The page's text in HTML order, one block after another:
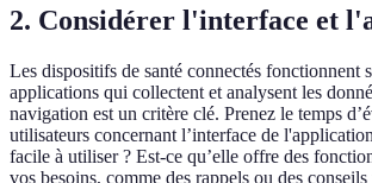
2. Considérer l'interface et
Les dispositifs de santé connectés fonctionnent
applications qui collectent et analysent les
navigation est un critère clé. Prenez le temps
utilisateurs concernant l’interface de
facile à utiliser ? Est-ce qu’elle offre des
vos besoins, comme des rappels ou des